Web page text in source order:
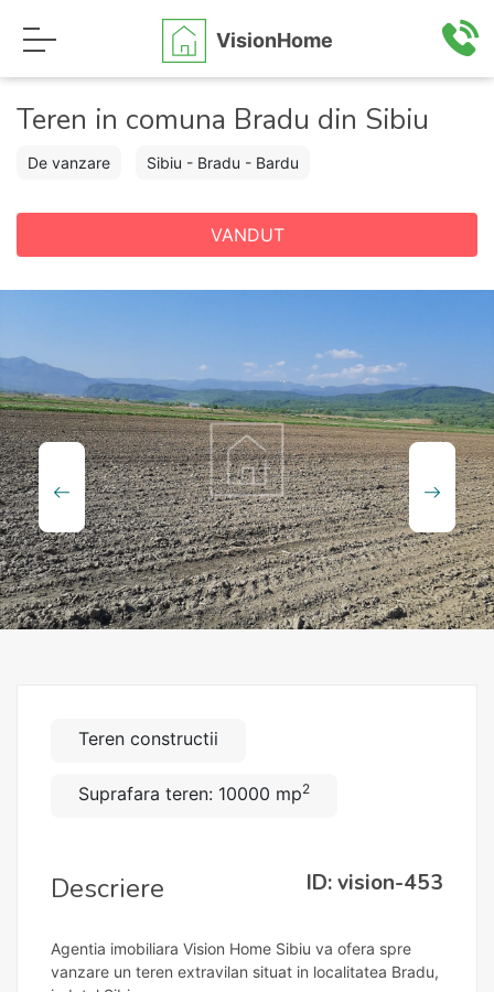
VisionHome
Teren in comuna Bradu din Sibiu
De vanzare Sibiu - Bradu - Bardu
VANDUT
Teren constructii
Suprafara teren: 10000 mp2
Descriere ID: vision-453
Agentia imobiliara Vision Home Sibiu va ofera spre
vanzare un teren extravilan situat in localitatea Bradu,